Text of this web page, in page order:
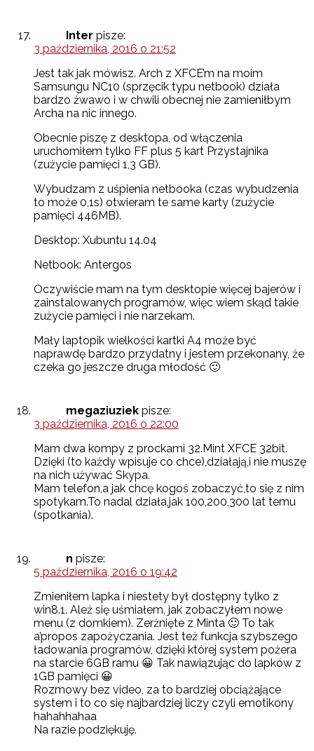
Inter pisze:
3 października, 2016 o 21:52
Jest tak jak mówisz. Arch z XFCE’m na moim
Samsungu NC10 (sprzęcik typu netbook) działa
bardzo żwawo i w chwili obecnej nie zamieniłbym
Archa na nic innego.
Obecnie piszę z desktopa, od włączenia
uruchomiłem tylko FF plus 5 kart Przystajnika
(zużycie pamięci 1,3 GB).
Wybudzam z uśpienia netbooka (czas wybudzenia
to może 0,1s) otwieram te same karty (zużycie
pamięci 446MB).
Desktop: Xubuntu 14.04
Netbook: Antergos
Oczywiście mam na tym desktopie więcej bajerów i
zainstalowanych programów, więc wiem skąd takie
zużycie pamięci i nie narzekam.
Mały laptopik wielkości kartki A4 może być
naprawdę bardzo przydatny i jestem przekonany, że
czeka go jeszcze druga młodość 🙂
megaziuziek pisze:
3 października, 2016 o 22:00
Mam dwa kompy z prockami 32.Mint XFCE 32bit.
Dzięki (to każdy wpisuje co chce),działają,i nie muszę
na nich używać Skypa.
Mam telefon,a jak chcę kogoś zobaczyć,to się z nim
spotykam.To nadal działa,jak 100,200,300 lat temu
(spotkania).
n pisze:
5 października, 2016 o 19:42
Zmieniłem lapka i niestety był dostępny tylko z
win8.1. Ależ się uśmiałem, jak zobaczyłem nowe
menu (z domkiem). Zerżnięte z Minta 🙂 To tak
a’propos zapożyczania. Jest też funkcja szybszego
ładowania programów, dzięki której system pożera
na starcie 6GB ramu 😀 Tak nawiązując do lapków z
1GB pamięci 😀
Rozmowy bez video, za to bardziej obciążające
system i to co się najbardziej liczy czyli emotikony
hahahhahaa
Na razie podziękuję.